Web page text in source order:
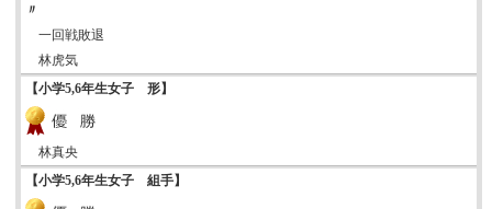
〃
一回戦敗退
林虎気
【小学5,6年生女子 形】
林真央
【小学5,6年生女子 組手】